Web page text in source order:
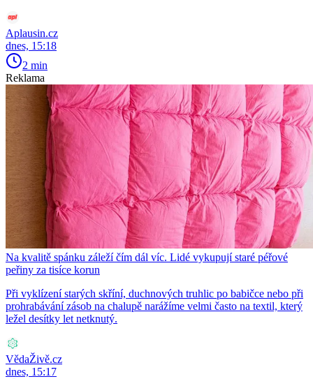
Aplausin.cz
dnes, 15:18
2 min
Reklama
Na kvalitě spánku záleží čím dál víc. Lidé vykupují staré péřové
peřiny za tisíce korun
Při vyklízení starých skříní, duchnových truhlic po babičce nebo při
prohrabávání zásob na chalupě narážíme velmi často na textil, který
ležel desítky let netknutý.
VědaŽivě.cz
dnes, 15:17